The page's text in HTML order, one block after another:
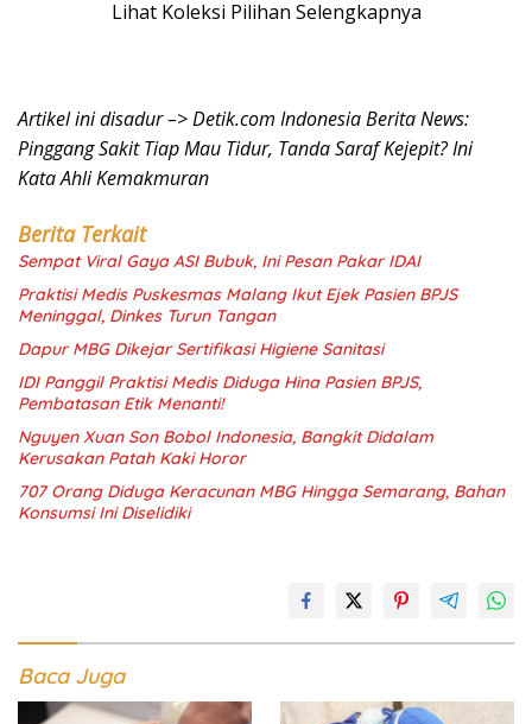
Lihat Koleksi Pilihan Selengkapnya
Artikel ini disadur –> Detik.com Indonesia Berita News:
Pinggang Sakit Tiap Mau Tidur, Tanda Saraf Kejepit? Ini
Kata Ahli Kemakmuran
Berita Terkait
Sempat Viral Gaya ASI Bubuk, Ini Pesan Pakar IDAI
Praktisi Medis Puskesmas Malang Ikut Ejek Pasien BPJS
Meninggal, Dinkes Turun Tangan
Dapur MBG Dikejar Sertifikasi Higiene Sanitasi
IDI Panggil Praktisi Medis Diduga Hina Pasien BPJS,
Pembatasan Etik Menanti!
Nguyen Xuan Son Bobol Indonesia, Bangkit Didalam
Kerusakan Patah Kaki Horor
707 Orang Diduga Keracunan MBG Hingga Semarang, Bahan
Konsumsi Ini Diselidiki
Baca Juga